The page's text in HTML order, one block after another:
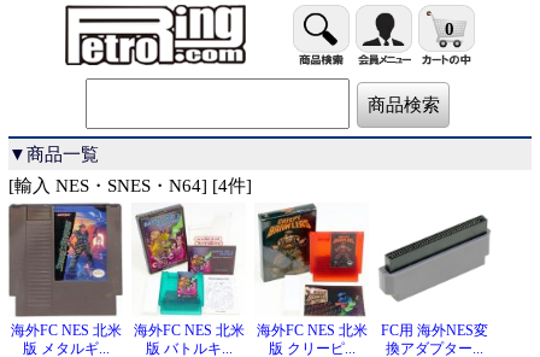
0
▼商品一覧
[輸入 NES・SNES・N64] [4件]
海外FC NES 北米
版 メタルギ...
海外FC NES 北米
版 バトルキ...
海外FC NES 北米
版 クリーピ...
FC用 海外NES変
換アダプター...